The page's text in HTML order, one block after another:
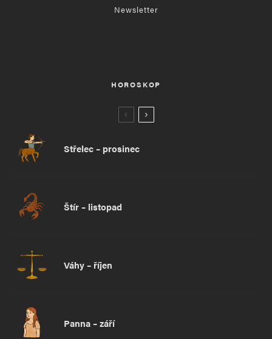
Newsletter
HOROSKOP
Střelec – prosinec
Štír – listopad
Váhy – říjen
Panna – září